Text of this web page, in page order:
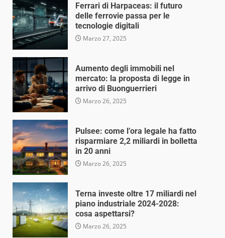
Ferrari di Harpaceas: il futuro
delle ferrovie passa per le
tecnologie digitali
Marzo 27, 2025
Aumento degli immobili nel
mercato: la proposta di legge in
arrivo di Buonguerrieri
Marzo 26, 2025
Pulsee: come l’ora legale ha fatto
risparmiare 2,2 miliardi in bolletta
in 20 anni
Marzo 26, 2025
Terna investe oltre 17 miliardi nel
piano industriale 2024-2028:
cosa aspettarsi?
Marzo 26, 2025